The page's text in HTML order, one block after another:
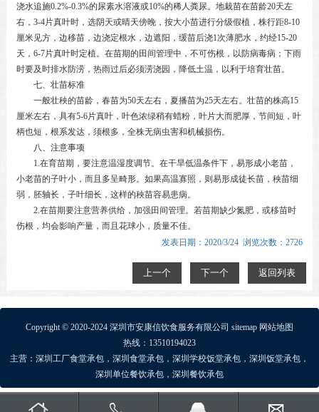
浇水追施0.2%-0.3%的尿素水溶液或10%的稀人粪尿。地栽苗在苗龄20天左
右，3-4片真叶时，选阴天或晴天傍晚，按大小苗进行分级假植，株行距8-10
厘米见方，边移苗，边浇定根水，边遮阳，缓苗后浇1次薄肥水，约经15-20
天，6-7片真叶时定植。在苗期的田间管理中，不可伤根，以防病毒病；下雨
时要及时排水防涝，热雨过后必须涝浇园，降低土温，以利于培育壮苗。
七、壮苗标准
一般壮秧的苗龄，春苗为50天左右，夏播苗为25天左右。壮苗的株高15
厘米左右，具有5-6片真叶，叶色浓绿稍有蜡粉，叶片大而肥厚，节间短，叶
柄也短，根系发达，须根多，全株无病虫害和机械损伤。
八、注意事项
1.在育苗期，要注意温湿度调节。在干旱低温条件下，易形成小老苗，
小老苗的子叶小，而且多呈畸形。如果高温寡照，则易形成徒长苗，秧苗细
弱，胚轴长，子叶细长，这样的秧苗容易患病。
2.在苗期要注意营养供给，加强田间管理。若苗期缺少氮肥，或移苗时
伤根，均会影响产量，而且花球小，质量不佳。
发表日期：2020/3/24 浏览次数：2726
上一个 下一个 返回列表
Copyright © 2020-2024 深圳市安康信饮食服务有限公司 sitemap 网站地图
热线：13510194023
主营： 深圳工厂食堂承包， 深圳食堂承包， 深圳学校饭堂承包， 深圳饭堂承包，
深圳单位餐饮承包， 深圳餐饮承包